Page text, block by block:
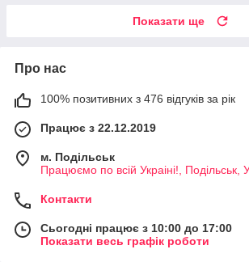
Показати ще
Про нас
100% позитивних з 476 відгуків за рік
Працює з 22.12.2019
м. Подільськ
Працюємо по всій Украіні!, Подільськ,
Контакти
Сьогодні працює з 10:00 до 17:00
Показати весь графік роботи